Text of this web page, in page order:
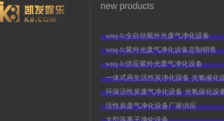
new products
wnq-fc全自动紫外光废气净化设备
wnq-fc紫外光废气净化设备定制销售
wnq-fc供应紫外光废气净化设备
一体式再生活性炭净化设备 光氧催化
环保活性炭废气净化设备 光氧催化设
活性炭废气净化设备厂家供应